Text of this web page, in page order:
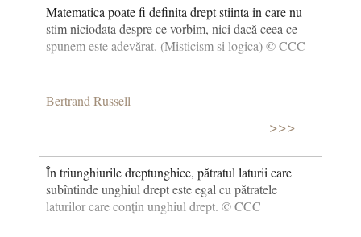
Matematica poate fi definita drept stiinta in care nu
stim niciodata despre ce vorbim, nici dacă ceea ce
spunem este adevărat. (Misticism si logica) © CCC
Bertrand Russell
>>>
În triunghiurile dreptunghice, pătratul laturii care
subîntinde unghiul drept este egal cu pătratele
laturilor care conțin unghiul drept. © CCC